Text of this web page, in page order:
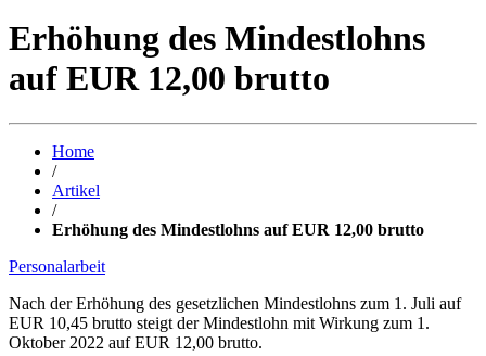
Erhöhung des Mindestlohns
auf EUR 12,00 brutto
Home
/
Artikel
/
Erhöhung des Mindestlohns auf EUR 12,00 brutto
Personalarbeit
Nach der Erhöhung des gesetzlichen Mindestlohns zum 1. Juli auf
EUR 10,45 brutto steigt der Mindestlohn mit Wirkung zum 1.
Oktober 2022 auf EUR 12,00 brutto.